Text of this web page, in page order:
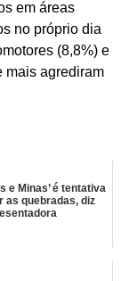
em áreas
no próprio dia
(8,8%) e
mais agrediram
e Minas’ é tentativa
as quebradas, diz